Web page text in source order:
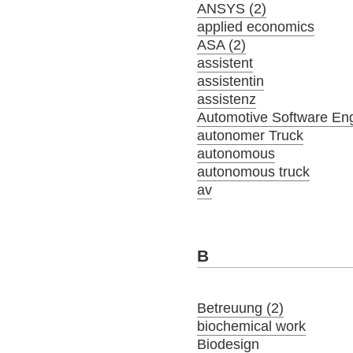
ANSYS (2)
applied economics
ASA (2)
assistent
assistentin
assistenz
Automotive Software
autonomer Truck
autonomous
autonomous truck
av
B
Betreuung (2)
biochemical work
Biodesign